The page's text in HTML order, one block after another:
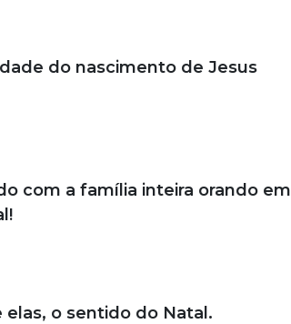
do nascimento de Jesus
com a família inteira orando em
o sentido do Natal.